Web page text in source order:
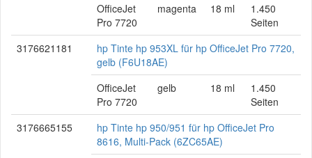
OfficeJet
Pro 7720
magenta 18 ml
1.450
Seiten
3176621181
hp Tinte hp 953XL für hp OfficeJet Pro 7720,
gelb (F6U18AE)
OfficeJet
Pro 7720
gelb 18 ml
1.450
Seiten
3176665155
hp Tinte hp 950/951 für hp OfficeJet Pro
8616, Multi-Pack (6ZC65AE)